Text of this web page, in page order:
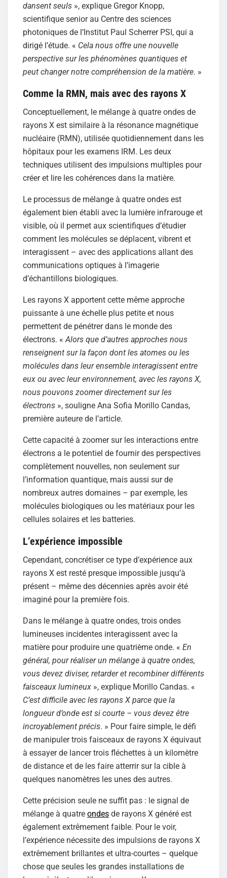
dansent seuls », explique Gregor Knopp,
scientifique senior au Centre des sciences
photoniques de l’Institut Paul Scherrer PSI, qui a
dirigé l’étude. « Cela nous offre une nouvelle
perspective sur les phénomènes quantiques et
peut changer notre compréhension de la matière. »
Comme la RMN, mais avec des rayons X
Conceptuellement, le mélange à quatre ondes de
rayons X est similaire à la résonance magnétique
nucléaire (RMN), utilisée quotidiennement dans les
hôpitaux pour les examens IRM. Les deux
techniques utilisent des impulsions multiples pour
créer et lire les cohérences dans la matière.
Le processus de mélange à quatre ondes est
également bien établi avec la lumière infrarouge et
visible, où il permet aux scientifiques d’étudier
comment les molécules se déplacent, vibrent et
interagissent – avec des applications allant des
communications optiques à l’imagerie
d’échantillons biologiques.
Les rayons X apportent cette même approche
puissante à une échelle plus petite et nous
permettent de pénétrer dans le monde des
électrons. «Alors que d’autres approches nous
renseignent sur la façon dont les atomes ou les
molécules dans leur ensemble interagissent entre
eux ou avec leur environnement, avec les rayons X,
nous pouvons zoomer directement sur les
électrons », souligne Ana Sofia Morillo Candas,
première auteure de l’article.
Cette capacité à zoomer sur les interactions entre
électrons a le potentiel de fournir des perspectives
complètement nouvelles, non seulement sur
l’information quantique, mais aussi sur de
nombreux autres domaines – par exemple, les
molécules biologiques ou les matériaux pour les
cellules solaires et les batteries.
L’expérience impossible
Cependant, concrétiser ce type d’expérience aux
rayons X est resté presque impossible jusqu’à
présent – même des décennies après avoir été
imaginé pour la première fois.
Dans le mélange à quatre ondes, trois ondes
lumineuses incidentes interagissent avec la
matière pour produire une quatrième onde. « En
général, pour réaliser un mélange à quatre ondes,
vous devez diviser, retarder et recombiner différents
faisceaux lumineux », explique Morillo Candas. «
C’est difficile avec les rayons X parce que la
longueur d’onde est si courte – vous devez être
incroyablement précis. » Pour faire simple, le défi
de manipuler trois faisceaux de rayons X équivaut
à essayer de lancer trois fléchettes à un kilomètre
de distance et de les faire atterrir sur la cible à
quelques nanomètres les unes des autres.
Cette précision seule ne suffit pas : le signal de
mélange à quatre ondes de rayons X généré est
également extrêmement faible. Pour le voir,
l’expérience nécessite des impulsions de rayons X
extrêmement brillantes et ultra-courtes – quelque
chose que seules les grandes installations de